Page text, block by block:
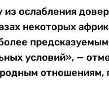
ослабления
некоторых
условий», —
отношениям,